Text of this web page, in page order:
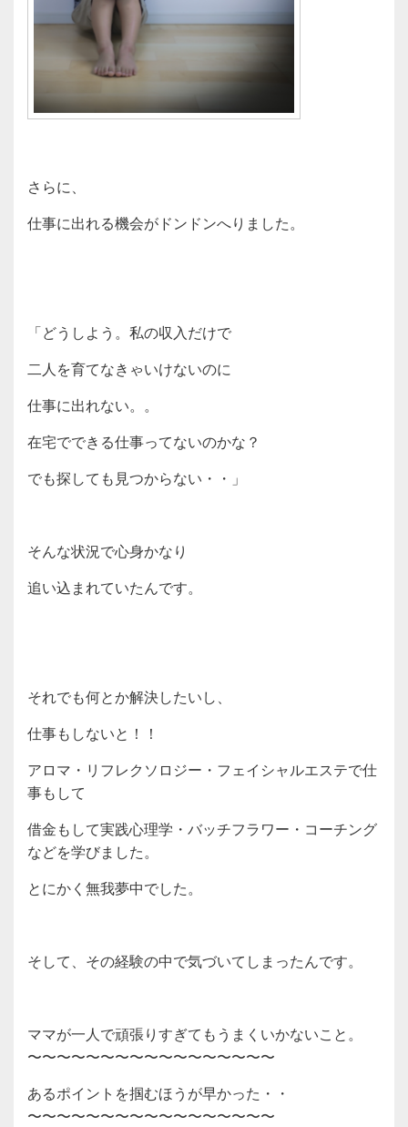
さらに、
仕事に出れる機会がドンドンへりました。
「どうしよう。私の収入だけで
二人を育てなきゃいけないのに
仕事に出れない。。
在宅でできる仕事ってないのかな？
でも探しても見つからない・・」
そんな状況で心身かなり
追い込まれていたんです。
それでも何とか解決したいし、
仕事もしないと！！
アロマ・リフレクソロジー・フェイシャルエステで仕
事もして
借金もして実践心理学・バッチフラワー・コーチング
などを学びました。
とにかく無我夢中でした。
そして、その経験の中で気づいてしまったんです。
ママが一人で頑張りすぎてもうまくいかないこと。
〜〜〜〜〜〜〜〜〜〜〜〜〜〜〜〜〜
あるポイントを掴むほうが早かった・・
〜〜〜〜〜〜〜〜〜〜〜〜〜〜〜〜〜